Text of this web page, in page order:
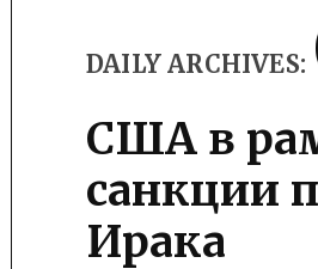
DAILY ARCHIVES:
США в
санкции
Ирака